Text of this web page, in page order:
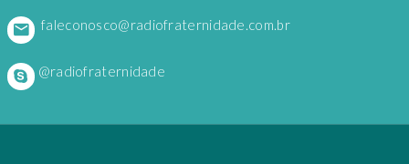
faleconosco@radiofraternidade.com.br
@radiofraternidade